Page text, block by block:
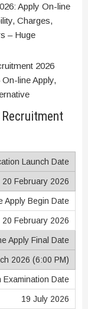
Apply On-line
Charges,
– Huge
2026
line Apply,
Launch Date
20 February 2026
Apply Begin Date
20 February 2026
Apply Final Date
2026 (6:00 PM)
Examination Date
19 July 2026